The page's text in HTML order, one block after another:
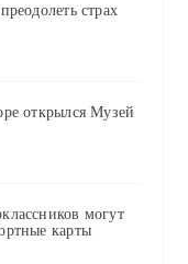
страх
открылся Музей
могут
карты